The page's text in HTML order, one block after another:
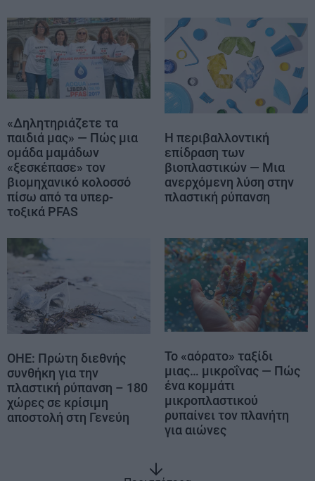
«Δηλητηριάζετε τα
παιδιά μας» — Πώς μια
ομάδα μαμάδων
«ξεσκέπασε» τον
βιομηχανικό κολοσσό
πίσω από τα υπερ-
τοξικά PFAS
Η περιβαλλοντική
επίδραση των
βιοπλαστικών — Μια
ανερχόμενη λύση στην
πλαστική ρύπανση
ΟΗΕ: Πρώτη διεθνής
συνθήκη για την
πλαστική ρύπανση – 180
χώρες σε κρίσιμη
αποστολή στη Γενεύη
Το «αόρατο» ταξίδι
μιας… μικροΐνας — Πώς
ένα κομμάτι
μικροπλαστικού
ρυπαίνει τον πλανήτη
για αιώνες